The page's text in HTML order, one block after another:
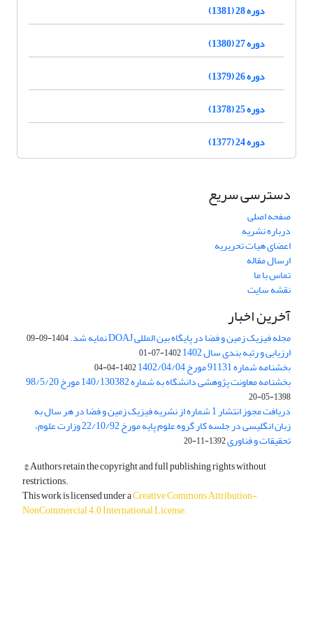
دوره 28 (1381)
دوره 27 (1380)
دوره 26 (1379)
دوره 25 (1378)
دوره 24 (1377)
دسترسی سریع
صفحه اصلی
درباره نشریه
اعضای هیات تحریریه
ارسال مقاله
تماس با ما
نقشه سایت
آخرین اخبار
مجله فیزیک زمین و فضا در پایگاه بین المللی DOAJ نمایه شد. 1404-09-09
ارزیابی و رتبه بندی سال 1402 1402-07-01
بخشنامه شماره 91131 مورخ 1402/04/04 1402-04-04
بخشنامه معاونت پژوهشی دانشگاه به شماره 140/130382 مورخ 98/5/20
1398-05-20
دریافت مجوز انتشار 1 شماره از نشریه فیزیک زمین و فضا در هر سال به
زبان انگلیسی در جلسه کار گروه علوم پایه مورخ 22/10/92 وزارت علوم،
تحقیقات و فناوری1392-11-20
© Authors retain the copyright and full publishing rights without
restrictions.
This work is licensed under aCreative Commons Attribution-
NonCommercial 4.0 International License.